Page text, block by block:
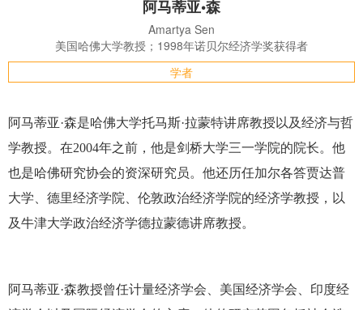
阿马蒂亚•森
Amartya Sen
美国哈佛大学教授；1998年诺贝尔经济学奖获得者
学者
阿马蒂亚·森是哈佛大学托马斯·拉蒙特讲席教授以及经济与哲
学教授。在2004年之前，他是剑桥大学三一学院的院长。他
也是哈佛研究协会的资深研究员。他还历任加尔各答贾达普
大学、德里经济学院、伦敦政治经济学院的经济学教授，以
及牛津大学政治经济学德拉蒙德讲席教授。
阿马蒂亚·森教授曾任计量经济学会、美国经济学会、印度经